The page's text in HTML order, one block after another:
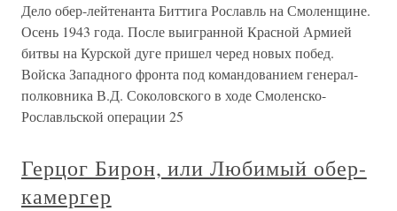
Дело обер-лейтенанта Биттига Рославль на Смоленщине.
Осень 1943 года. После выигранной Красной Армией
битвы на Курской дуге пришел черед новых побед.
Войска Западного фронта под командованием генерал-
полковника В.Д. Соколовского в ходе Смоленско-
Рославльской операции 25
Герцог Бирон, или Любимый обер-
камергер